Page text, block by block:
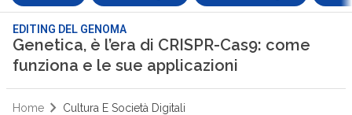
EDITING DEL GENOMA
Genetica, è l’era di CRISPR-Cas9: come
funziona e le sue applicazioni
Home Cultura E Società Digitali